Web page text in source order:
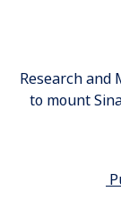
​Research and
to mount